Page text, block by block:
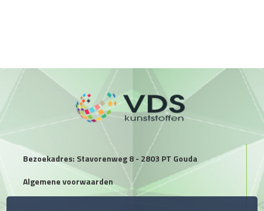
Bezoekadres: Stavorenweg 8 - 2803 PT Gouda
Algemene voorwaarden